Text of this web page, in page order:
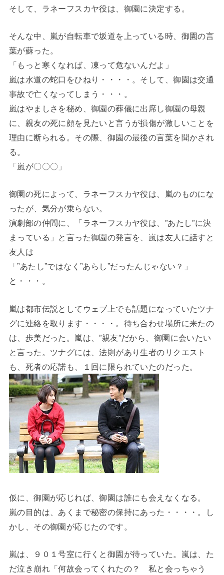
そして、ラネーフスカヤ役は、御園に決定する。
そんな中、嵐が自転車で坂道を上っている時、御園の言
葉が蘇った。
「もっと寒くなれば、凍って危ないんだよ」
嵐は水道の蛇口をひねり・・・・。そして、御園は交通
事故で亡くなってしまう・・・。
嵐はやましさを秘め、御園の葬儀に出席し御園の母親
に、親友の死に顔を見たいと言うが損傷が激しいことを
理由に断られる。その際、御園の最後の言葉を聞かされ
る。
「嵐が〇〇〇」
御園の死によって、ラネーフスカヤ役は、嵐のものにな
ったが、気分が乗らない。
演劇部の仲間に、「ラネーフスカヤ役は、”あたし”に決
まっている」と言った御園の発言を、嵐は友人に話すと
友人は
「”あたし”ではなく”あらし”だったんじゃない？」
と・・・。
嵐は都市伝説としてウェブ上でも話題になっていたツナ
グに連絡を取ります・・・・。待ち合わせ場所に来たの
は、歩美だった。嵐は、”親友”だから、御園に会いたい
と言った。ツナグには、法則があり生者のリクエスト
も、死者の応諾も、１回に限られていたのだった。
仮に、御園が応じれば、御園は誰にも会えなくなる。
嵐の目的は、あくまで秘密の保持にあった・・・・。し
かし、その御園が応じたのです。
嵐は、９０１号室に行くと御園が待っていた。嵐は、た
だ泣き崩れ「何故会ってくれたの？ 私と会っちゃう